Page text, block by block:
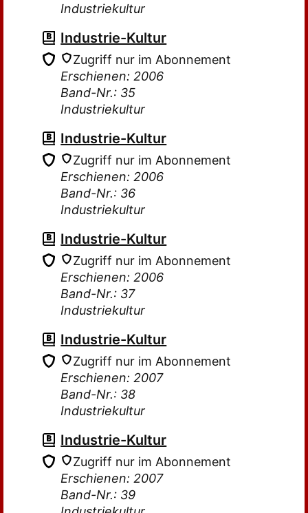
Industriekultur
Industrie-Kultur
Zugriff nur im Abonnement
Erschienen: 2006
Band-Nr.: 35
Industriekultur
Industrie-Kultur
Zugriff nur im Abonnement
Erschienen: 2006
Band-Nr.: 36
Industriekultur
Industrie-Kultur
Zugriff nur im Abonnement
Erschienen: 2006
Band-Nr.: 37
Industriekultur
Industrie-Kultur
Zugriff nur im Abonnement
Erschienen: 2007
Band-Nr.: 38
Industriekultur
Industrie-Kultur
Zugriff nur im Abonnement
Erschienen: 2007
Band-Nr.: 39